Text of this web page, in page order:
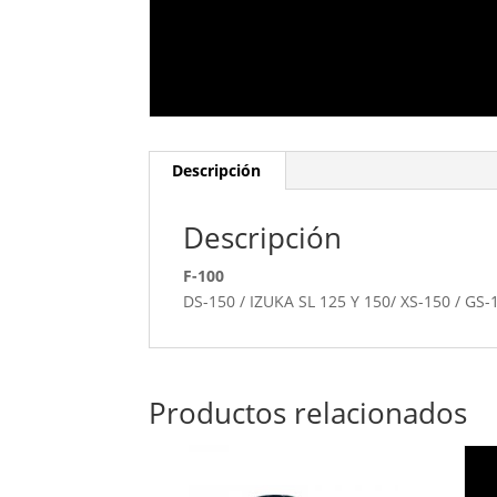
Descripción
Descripción
F-100
DS-150 / IZUKA SL 125 Y 150/ XS-150 /
Productos relacionados